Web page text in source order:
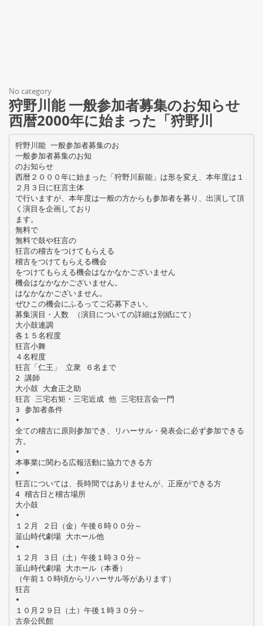
No category
狩野川能 一般参加者募集のお知らせ
西暦2000年に始まった「狩野川
狩野川能 一般参加者募集のお
一般参加者募集のお知
のお知らせ
西暦２０００年に始まった「狩野川薪能」は形を変え、本年度は１
２月３日に狂言主体
で行いますが、本年度は一般の方からも参加者を募り、出演して頂
く演目を企画しており
ます。
無料で
無料で鼓や狂言の
狂言の稽古をつけてもらえる
稽古をつけてもらえる機会
をつけてもらえる機会はなかなかございません
機会はなかなかございません。
はなかなかございません。
ぜひこの機会にふるってご応募下さい。
募集演目・人数 （演目についての詳細は別紙にて）
大小鼓連調
各１５名程度
狂言小舞
４名程度
狂言「仁王」 立衆 ６名まで
2 講師
大小鼓 大倉正之助
狂言 三宅右矩・三宅近成 他 三宅狂言会一門
3 参加者条件
•
全ての稽古に原則参加でき、リハーサル・発表会に必ず参加できる
方。
•
本事業に関わる広報活動に協力できる方
•
狂言については、長時間ではありませんが、正座ができる方
4 稽古日と稽古場所
大小鼓
•
１２月 ２日（金）午後６時００分～
韮山時代劇場 大ホール他
•
１２月 ３日（土）午後１時３０分～
韮山時代劇場 大ホール（本番）
（午前１０時頃からリハーサル等があります）
狂言
•
１０月２９日（土）午後１時３０分～
古奈公民館